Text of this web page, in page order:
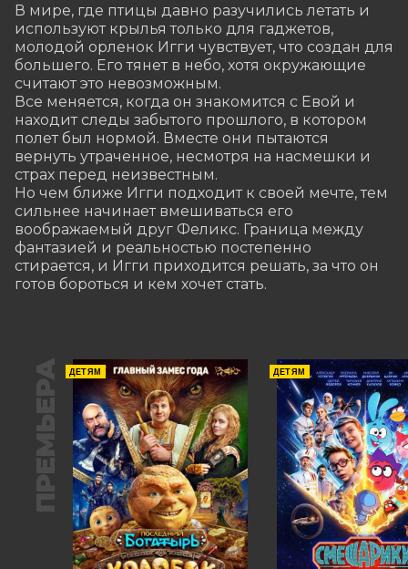
В мире, где птицы давно разучились летать и
используют крылья только для гаджетов,
молодой орленок Игги чувствует, что создан для
большего. Его тянет в небо, хотя окружающие
считают это невозможным.
Все меняется, когда он знакомится с Евой и
находит следы забытого прошлого, в котором
полет был нормой. Вместе они пытаются
вернуть утраченное, несмотря на насмешки и
страх перед неизвестным.
Но чем ближе Игги подходит к своей мечте, тем
сильнее начинает вмешиваться его
воображаемый друг Феликс. Граница между
фантазией и реальностью постепенно
стирается, и Игги приходится решать, за что он
готов бороться и кем хочет стать.
ПРЕМЬЕРА ДЕТЯМ ДЕТЯМ